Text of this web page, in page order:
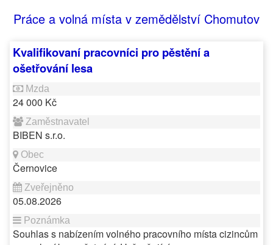
Práce a volná místa v zemědělství Chomutov
Kvalifikovaní pracovníci pro pěstění a
ošetřování lesa
24 000 Kč
BIBEN s.r.o.
Černovice
05.08.2026
Souhlas s nabízením volného pracovního místa cizincům